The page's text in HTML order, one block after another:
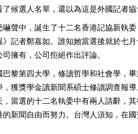
候選人名單，還以為這是外國記者協
聲中，誕生了十二名香港記協新執
記者鄭嘉如。誰知她當選後就於七
擁有，公司拒絕作出評論。
黎第四大學，修讀哲學和社會學，
獲獎學金讀新聞系碩士修讀調查報
當選的十二名執委中有兩人請辭，
新聞自由而努力。台灣人須知，在